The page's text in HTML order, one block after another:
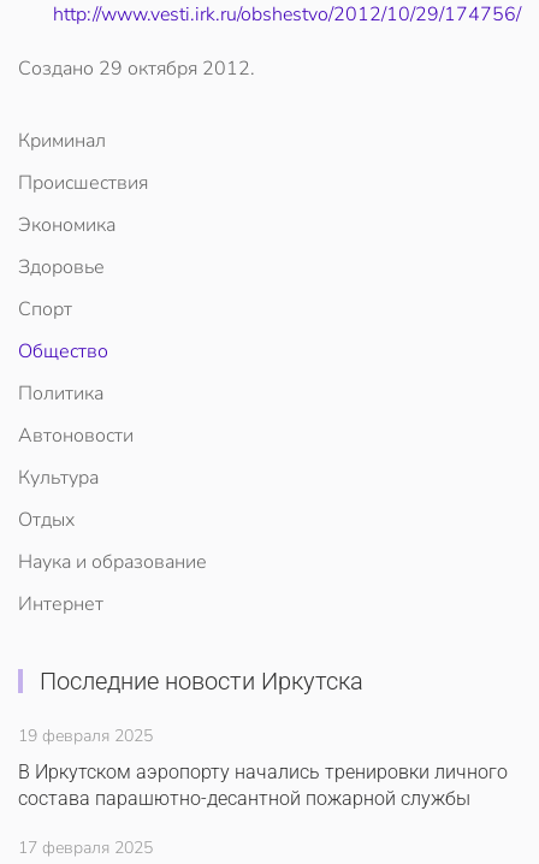
http://www.vesti.irk.ru/obshestvo/2012/10/29/174756/
Создано 29 октября 2012.
Криминал
Происшествия
Экономика
Здоровье
Спорт
Общество
Политика
Автоновости
Культура
Отдых
Наука и образование
Интернет
Последние новости Иркутска
19 февраля 2025
В Иркутском аэропорту начались тренировки личного
состава парашютно-десантной пожарной службы
17 февраля 2025